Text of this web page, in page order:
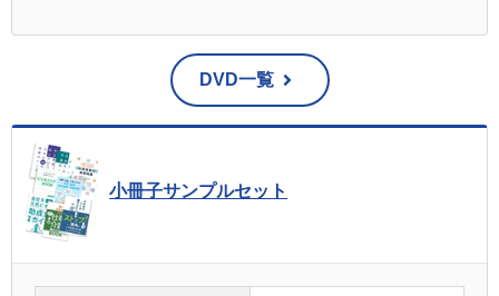
DVD一覧
小冊子サンプルセット